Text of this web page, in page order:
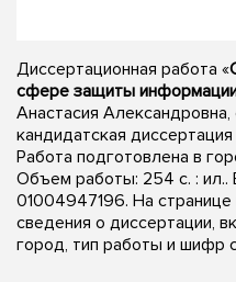
Диссертационная работа «
сфере защиты
Анастасия Александровна,
кандидатская диссертация
Работа подготовлена в
Объем работы: 254 с. : ил..
01004947196. На
сведения о диссертации,
город, тип работы и шифр